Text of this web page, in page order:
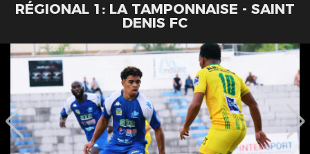
RÉGIONAL 1: LA TAMPONNAISE - SAINT
DENIS FC